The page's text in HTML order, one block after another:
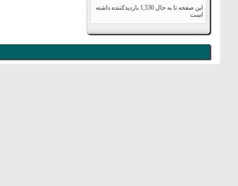
این صفحه تا به حال 1,530 بازدیدکننده داشته
است